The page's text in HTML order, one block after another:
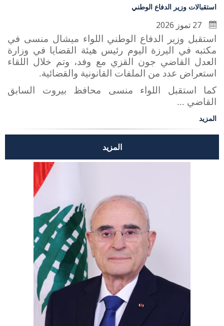
استقبالات وزير الدفاع الوطني
استقبل وزير الدفاع الوطني اللواء ميشال منسى في
مكتبه في اليرزة اليوم رئيس هيئة القضايا في وزارة
العدل القاضي جون القزي مع وفد، وتم خلال اللقاء
استعراض عدد من الملفات القانونية والقضائية.
كما استقبل اللواء منسى محافظ بيروت السابق
القاضي ...
المزيد
المزيد